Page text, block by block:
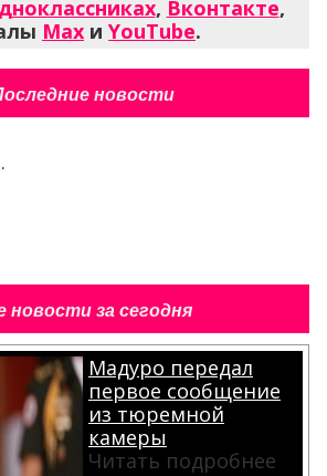
, Вконтакте,
Max и YouTube.
новости
новости за сегодня
Мадуро передал
первое сообщение
из тюремной
камеры
Читать подробнее